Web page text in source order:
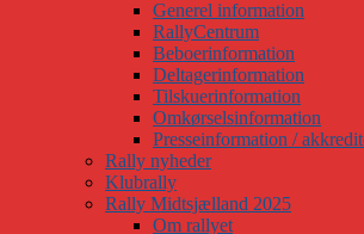
Generel information
RallyCentrum
Beboerinformation
Deltagerinformation
Tilskuerinformation
Omkørselsinformation
Presseinformation /
Rally nyheder
Klubrally
Rally Midtsjælland 2025
Om rallyet